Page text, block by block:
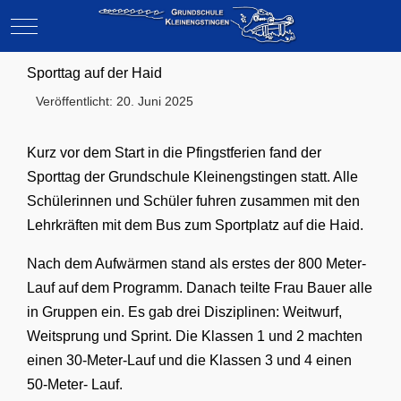
Mobile Menu Toggle
Sporttag auf der Haid
Veröffentlicht: 20. Juni 2025
Kurz vor dem Start in die Pfingstferien fand der
Sporttag der Grundschule Kleinengstingen statt. Alle
Schülerinnen und Schüler fuhren zusammen mit den
Lehrkräften mit dem Bus zum Sportplatz auf die Haid.
Nach dem Aufwärmen stand als erstes der 800 Meter-
Lauf auf dem Programm. Danach teilte Frau Bauer alle
in Gruppen ein. Es gab drei Disziplinen: Weitwurf,
Weitsprung und Sprint. Die Klassen 1 und 2 machten
einen 30-Meter-Lauf und die Klassen 3 und 4 einen
50-Meter- Lauf.